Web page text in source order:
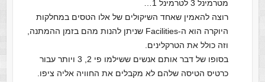
מטרמינל 3 לטרמינל 1…
רוצה להאמין שאחד השיקולים של אלו הטסים במחלקות
היוקרה הוא ה-Facilities שניתן להנות מהם בזמן ההמתנה,
וזה כולל את הטרקלינים.
בסופו של דבר אותם אנשים ששילמו פי 2, 3 ויותר עבור
כרטיס הטיסה שלהם לא מקבלים את החוויה אליה ציפו.